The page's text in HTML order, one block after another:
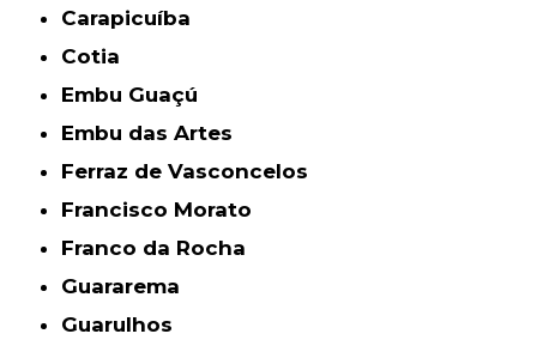
Carapicuíba
Cotia
Embu Guaçú
Embu das Artes
Ferraz de Vasconcelos
Francisco Morato
Franco da Rocha
Guararema
Guarulhos